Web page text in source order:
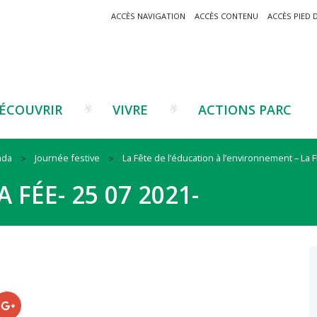
ACCÈS NAVIGATION ACCÈS CONTENU ACCÈS PIED
Patrimoine montagnard
Traditions catalanes
Musées et sites
VIVRE
Un projet ?
marque Valeurs Parc
Un projet ?
Les réseaux
ACTIONS PARC
Tourisme
Agriculture
Forêt-bois
Journée festive La Fête de l’éducation à l’environnement – La
FÉE- 25 07 2021-